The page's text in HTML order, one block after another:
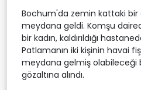
Bochum'da zemin kattaki
meydana geldi. Komşu
bir kadın, kaldırıldığı
Patlamanın iki kişinin havai
meydana gelmiş olabileceği
gözaltına alındı.